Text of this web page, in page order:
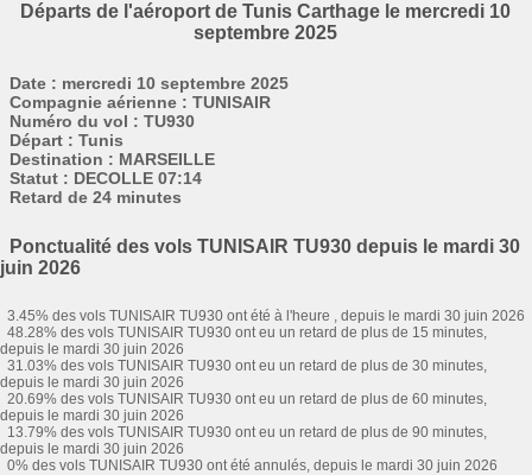
Départs de l'aéroport de Tunis Carthage le mercredi 10
septembre 2025
Date : mercredi 10 septembre 2025
Compagnie aérienne : TUNISAIR
Numéro du vol : TU930
Départ : Tunis
Destination : MARSEILLE
Statut : DECOLLE 07:14
Retard de 24 minutes
Ponctualité des vols TUNISAIR TU930 depuis le mardi 30
juin 2026
3.45% des vols TUNISAIR TU930 ont été à l'heure , depuis le mardi 30 juin 2026
48.28% des vols TUNISAIR TU930 ont eu un retard de plus de 15 minutes,
depuis le mardi 30 juin 2026
31.03% des vols TUNISAIR TU930 ont eu un retard de plus de 30 minutes,
depuis le mardi 30 juin 2026
20.69% des vols TUNISAIR TU930 ont eu un retard de plus de 60 minutes,
depuis le mardi 30 juin 2026
13.79% des vols TUNISAIR TU930 ont eu un retard de plus de 90 minutes,
depuis le mardi 30 juin 2026
0% des vols TUNISAIR TU930 ont été annulés, depuis le mardi 30 juin 2026